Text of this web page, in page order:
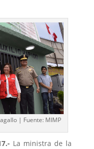
| Fuente: MIMP
La ministra de la